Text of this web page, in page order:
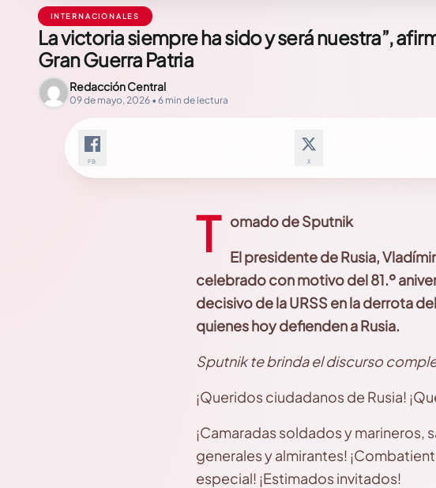
INTERNACIONALES
La victoria siempre ha sido y será nuestra”,
Gran Guerra Patria
Redacción Central
09 de mayo, 2026 • 6 min de lectura
FB X
T omado de Sputnik
El presidente de Rusia,
celebrado con motivo del 81.º
decisivo de la URSS en la derrota
quienes hoy defienden a Rusia.
Sputnik te brinda el discurso
¡Queridos ciudadanos de Rusia!
¡Camaradas soldados y marineros,
generales y almirantes!
especial! ¡Estimados invitados!